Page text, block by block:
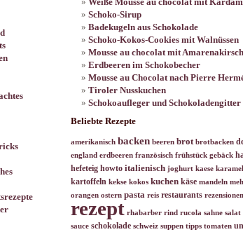
Schoko-Sirup
Badekugeln aus Schokolade
Schoko-Kokos-Cookies mit Walnüssen
Mousse au chocolat mit
Erdbeeren im Schokobecher
Mousse au Chocolat nach Pierre
Tiroler Nusskuchen
Schokoaufleger und Schokoladengitter
Beliebte Rezepte
amerikanisch backen beeren brot brotbacken
england erdbeeren französisch frühstück gebäck
hefeteig howto italienisch joghurt kaese
kartoffeln kekse kokos kuchen käse mandeln
orangen ostern pasta reis restaurants rezensionen
rezept rhabarber rind rucola sahne salat
sauce schokolade schweiz suppen tipps tomaten